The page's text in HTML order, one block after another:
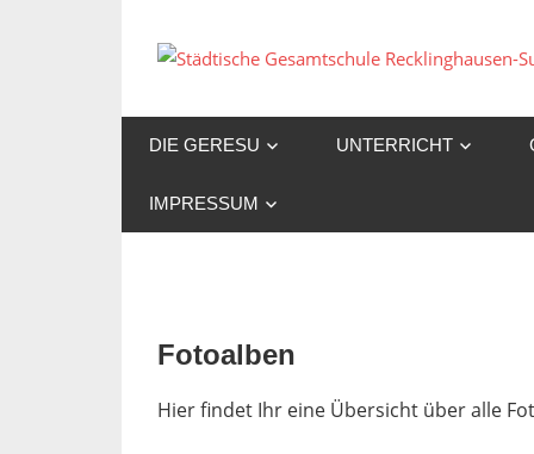
Inhalt
DIE GERESU UNTERRICHT
IMPRESSUM
Fotoalben
Hier findet Ihr eine Übersicht über alle